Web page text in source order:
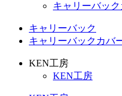
キャリーバッ
キャリーバック
キャリーバックカバ
KEN工房
KEN工房